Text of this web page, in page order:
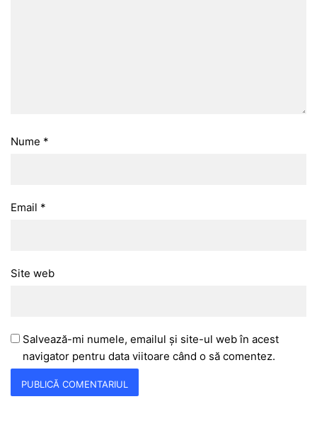
Nume *
Email *
Site web
Salvează-mi numele, emailul și site-ul web în acest
navigator pentru data viitoare când o să comentez.